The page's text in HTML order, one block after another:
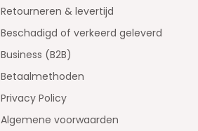
Retourneren & levertijd
Beschadigd of verkeerd geleverd
Business (B2B)
Betaalmethoden
Privacy Policy
Algemene voorwaarden